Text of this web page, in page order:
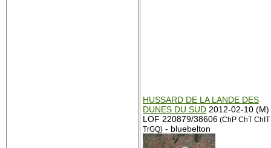
HUSSARD DE LA LANDE DES
DUNES DU SUD 2012-02-10 (M)
LOF 220879/38606 (ChP ChT ChIT
TrGQ) - bluebelton